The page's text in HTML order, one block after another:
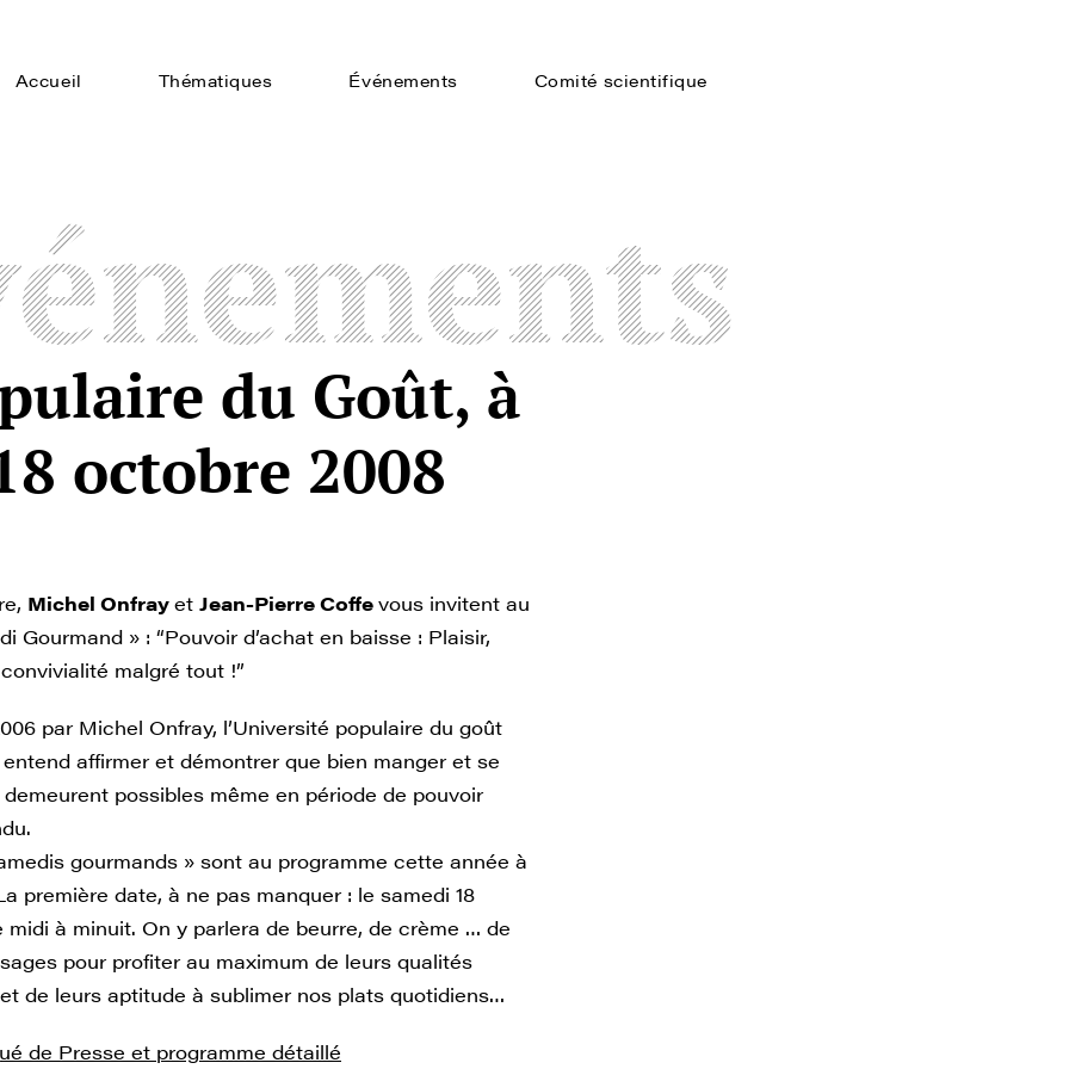
Accueil Thématiques Événements Comité scientifique
du Goût, à
octobre 2008
Michel Onfrayet Jean-Pierre Coffevous invitent au
Gourmand » : “Pouvoir d’achat en baisse : Plaisir,
malgré tout !”
par Michel Onfray, l’Université populaire du goût
entend affirmer et démontrer que bien manger et se
possibles même en période de pouvoir
gourmands » sont au programme cette année à
première date, à ne pas manquer : le samedi 18
midi à minuit. On y parlera de beurre, de crème … de
pour profiter au maximum de leurs qualités
de leurs aptitude à sublimer nos plats quotidiens…
de Presse et programme détaillé